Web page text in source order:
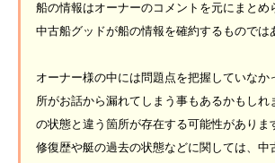
船の情報はオーナーのコメントを元にまとめ
中古船グッドが船の情報を確約するものでは
オーナー様の中には問題点を把握していなか
所がお話から漏れてしまう事もあるかもしれ
の状態と違う箇所が存在する可能性がありま
修復歴や艇の過去の状態などに関しては、中